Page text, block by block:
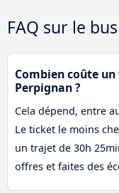
FAQ sur le
Combien coûte
Perpignan ?
Cela dépend, entre
Le ticket le moins
un trajet de 30h
offres et faites des